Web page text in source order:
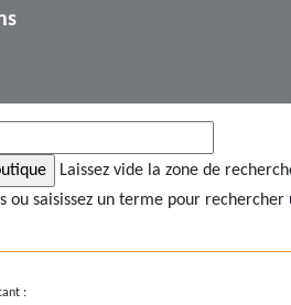
Laissez vide la zone de
ou saisissez un terme pour rechercher
: